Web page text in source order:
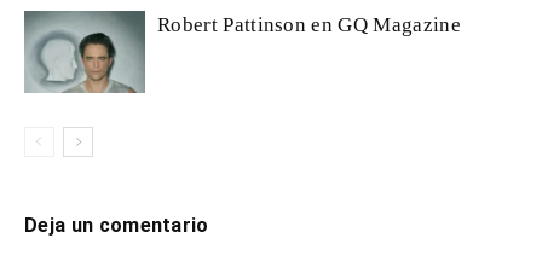
Robert Pattinson en GQ Magazine
Deja un comentario